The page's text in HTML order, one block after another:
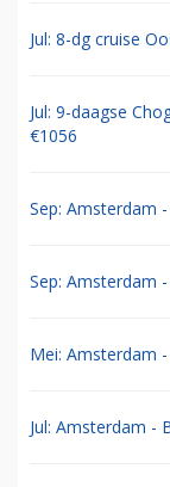
Jul: 8-dg cruise
Jul: 9-daagse
€1056
Sep: Amsterdam
Sep: Amsterdam
Mei: Amsterdam
Jul: Amsterdam -